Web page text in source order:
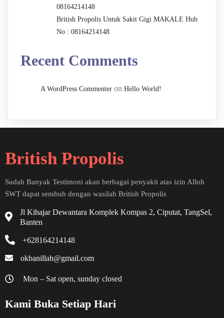
08164214148
British Propolis Untuk Sakit Gigi MAKALE Hub
No : 08164214148
Recent Comments
A WordPress Commenter on Hello World!
British Propolis
Sudah Banyak Testimoni akan berbagai penyakit atas izin Alloh
SWT dapat sembuh dengan wasilah British Propolis
Jl Kihajar Dewantara Komplek Kompas 2, Ciputat, TangSel,
Banten
+628164214148
okbanillah@gmail.com
Mon – Sat open, sunday closed
Kami Buka Setiap Hari